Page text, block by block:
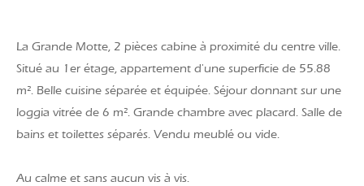
La Grande Motte, 2 pièces cabine à proximité du centre ville.
Situé au 1er étage, appartement d'une superficie de 55.88
m². Belle cuisine séparée et équipée. Séjour donnant sur une
loggia vitrée de 6 m². Grande chambre avec placard. Salle de
bains et toilettes séparés. Vendu meublé ou vide.
Au calme et sans aucun vis à vis.